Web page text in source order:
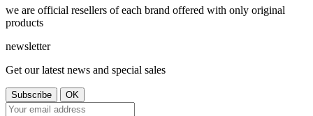
we are official resellers of each brand offered with only original
products
newsletter
Get our latest news and special sales